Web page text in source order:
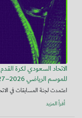
الاتحاد السعودي لكرة
للموسم الرياضي 2026–2027
اعتمدت لجنة المسابقات في
أقرأ المزيد